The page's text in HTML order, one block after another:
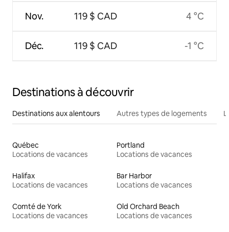
Nov.
Déc.
119 $ CAD
119 $ CAD
4 °C
-1 °C
Destinations à découvrir
Destinations aux alentours Autres types de logements
Québec
Locations de vacances
Portland
Locations de vacances
Halifax
Locations de vacances
Bar Harbor
Locations de vacances
Comté de York
Locations de vacances
Old Orchard Beach
Locations de vacances